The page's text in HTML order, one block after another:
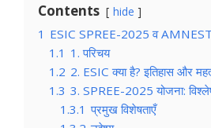
Contents hide
1 ESIC SPREE-2025 व
1.1 1. परिचय
1.2 2. ESIC क्या है? इतिहास और
1.3 3. SPREE-2025 योजना:
1.3.1 प्रमुख विशेषताएँ